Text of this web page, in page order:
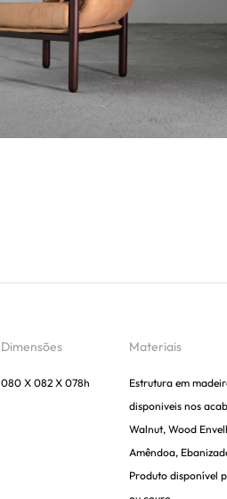
Dimensões
080 X 082 X 078h
Materiais
Estrutura em
disponiveis nos
Walnut, Wood
Amêndoa,
Produto disponível